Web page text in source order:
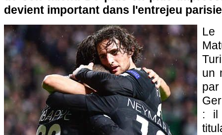
devient important dans l'entrejeu
Le
un
: il